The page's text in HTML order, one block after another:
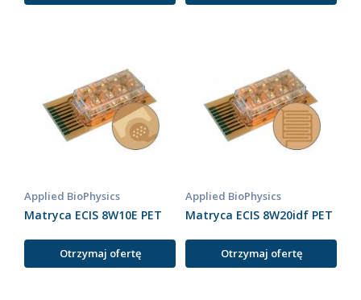
Applied BioPhysics
Matryca ECIS 8W10E PET
Otrzymaj ofertę
Applied BioPhysics
Matryca ECIS 8W20idf PET
Otrzymaj ofertę